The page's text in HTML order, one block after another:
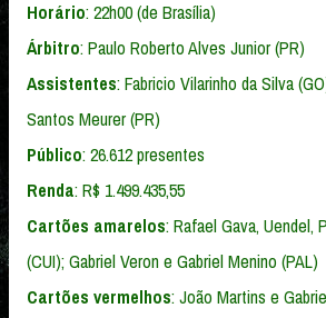
Horário: 22h00 (de Brasília)
Árbitro: Paulo Roberto Alves Junior (PR)
Assistentes: Fabricio Vilarinho da Silva
Santos Meurer (PR)
Público: 26.612 presentes
Renda: R$ 1.499.435,55
Cartões amarelos: Rafael Gava, Uendel,
(CUI); Gabriel Veron e Gabriel Menino (PAL)
Cartões vermelhos: João Martins e